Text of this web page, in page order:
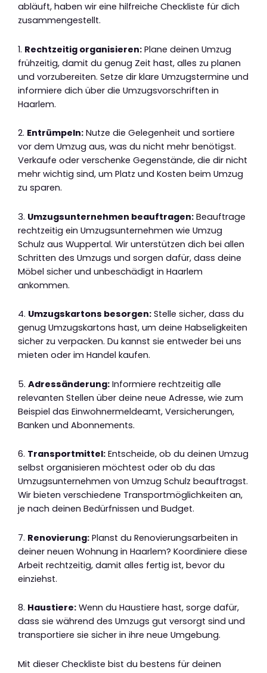
abläuft, haben wir eine hilfreiche Checkliste für dich
zusammengestellt.
1. Rechtzeitig organisieren: Plane deinen Umzug
frühzeitig, damit du genug Zeit hast, alles zu planen
und vorzubereiten. Setze dir klare Umzugstermine und
informiere dich über die Umzugsvorschriften in
Haarlem.
2. Entrümpeln: Nutze die Gelegenheit und sortiere
vor dem Umzug aus, was du nicht mehr benötigst.
Verkaufe oder verschenke Gegenstände, die dir nicht
mehr wichtig sind, um Platz und Kosten beim Umzug
zu sparen.
3. Umzugsunternehmen beauftragen: Beauftrage
rechtzeitig ein Umzugsunternehmen wie Umzug
Schulz aus Wuppertal. Wir unterstützen dich bei allen
Schritten des Umzugs und sorgen dafür, dass deine
Möbel sicher und unbeschädigt in Haarlem
ankommen.
4. Umzugskartons besorgen: Stelle sicher, dass du
genug Umzugskartons hast, um deine Habseligkeiten
sicher zu verpacken. Du kannst sie entweder bei uns
mieten oder im Handel kaufen.
5. Adressänderung: Informiere rechtzeitig alle
relevanten Stellen über deine neue Adresse, wie zum
Beispiel das Einwohnermeldeamt, Versicherungen,
Banken und Abonnements.
6. Transportmittel: Entscheide, ob du deinen Umzug
selbst organisieren möchtest oder ob du das
Umzugsunternehmen von Umzug Schulz beauftragst.
Wir bieten verschiedene Transportmöglichkeiten an,
je nach deinen Bedürfnissen und Budget.
7. Renovierung: Planst du Renovierungsarbeiten in
deiner neuen Wohnung in Haarlem? Koordiniere diese
Arbeit rechtzeitig, damit alles fertig ist, bevor du
einziehst.
8. Haustiere: Wenn du Haustiere hast, sorge dafür,
dass sie während des Umzugs gut versorgt sind und
transportiere sie sicher in ihre neue Umgebung.
Mit dieser Checkliste bist du bestens für deinen